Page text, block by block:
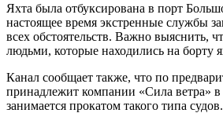
Яхта была отбуксирована в порт
настоящее время экстренные службы
всех обстоятельств. Важно выяснить,
людьми, которые находились на борту
Канал сообщает также, что по
принадлежит компании «Сила ветра» в
занимается прокатом такого типа судов.